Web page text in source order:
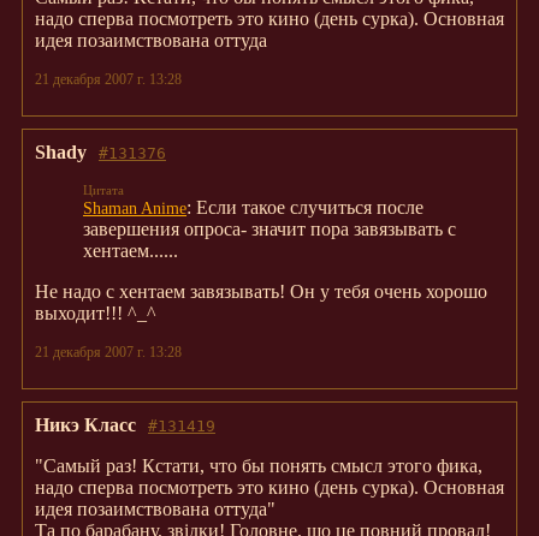
надо сперва посмотреть это кино (день сурка). Основная
идея позаимствована оттуда
21 декабря 2007 г. 13:28
#131376
Shady
Shaman Anime: Если такое случиться после
завершения опроса- значит пора завязывать с
хентаем......
Не надо с хентаем завязывать! Он у тебя очень хорошо
выходит!!! ^_^
21 декабря 2007 г. 13:28
#131419
Никэ Класс
"Самый раз! Кстати, что бы понять смысл этого фика,
надо сперва посмотреть это кино (день сурка). Основная
идея позаимствована оттуда"
Та по барабану, звідки! Головне, що це повний провал!